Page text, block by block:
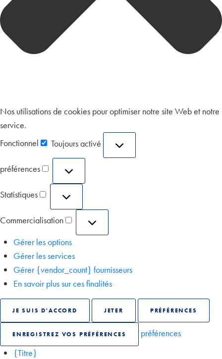
Nos utilisations de cookies pour optimiser notre site Web et notre
service.
Fonctionnel
Toujours activé
préférences
Statistiques
Commercialisation
Gérer les options
Gérer les services
Gérer {vendor_count} fournisseurs
En savoir plus sur ces finalités
JE SUIS D'ACCORD JETER PRÉFÉRENCES
ENREGISTREZ VOS PRÉFÉRENCES
préférences
{Titre}